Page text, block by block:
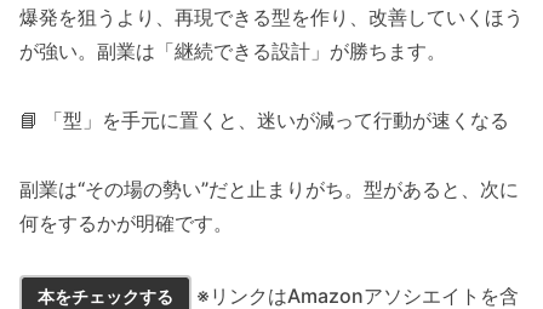
爆発を狙うより、再現できる型を作り、改善していくほう
が強い。副業は「継続できる設計」が勝ちます。
📘 「型」を手元に置くと、迷いが減って行動が速くなる
副業は“その場の勢い”だと止まりがち。型があると、次に
何をするかが明確です。
本をチェックする
※リンクはAmazonアソシエイトを含